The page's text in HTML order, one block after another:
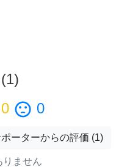
(1)
0 sentiment_dissatisfied 0
ーターからの評価 (1)
りません